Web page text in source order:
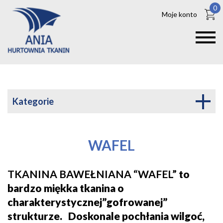
Moje konto
0
Kategorie
WAFEL
TKANINA BAWEŁNIANA “WAFEL” to
bardzo miękka tkanina o
charakterystycznej”gofrowanej”
strukturze. Doskonale pochłania wilgoć,